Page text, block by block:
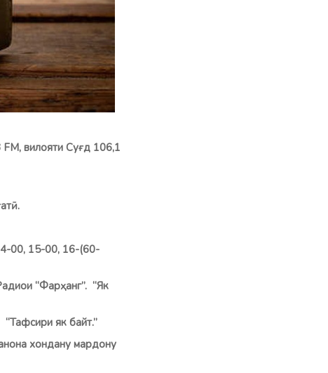
вилояти Суғд 106,1
00, 15-00, 16-(60-
“Фарҳанг”. “Як
“Тафсири як байт.”
хондану мардону